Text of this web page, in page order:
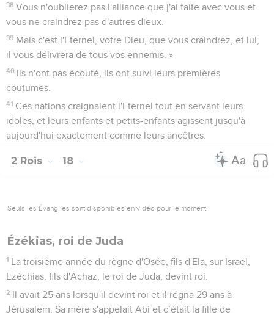
38 Vous n'oublierez pas l'alliance que j'ai faite avec vous et
vous ne craindrez pas d'autres dieux.
39 Mais c'est l'Eternel, votre Dieu, que vous craindrez, et lui,
il vous délivrera de tous vos ennemis. »
40 Ils n'ont pas écouté, ils ont suivi leurs premières
coutumes.
41 Ces nations craignaient l'Eternel tout en servant leurs
idoles, et leurs enfants et petits-enfants agissent jusqu'à
aujourd'hui exactement comme leurs ancêtres.
2 Rois 18
Seuls les Évangiles sont disponibles en vidéo pour le moment.
Ézékias, roi de Juda
1 La troisième année du règne d'Osée, fils d'Ela, sur Israël,
Ezéchias, fils d'Achaz, le roi de Juda, devint roi.
2 Il avait 25 ans lorsqu'il devint roi et il régna 29 ans à
Jérusalem. Sa mère s'appelait Abi et c’était la fille de